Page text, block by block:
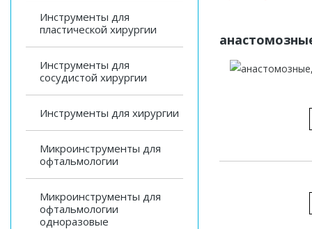
Инструменты для
пластической хирургии
Инструменты для
сосудистой хирургии
Инструменты для хирургии
Микроинструменты для
офтальмологии
Микроинструменты для
офтальмологии
одноразовые